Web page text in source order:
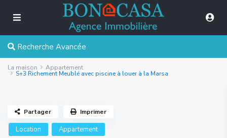
Recherche Avancée
La maison Appartement
S+3 Richement Meublé avec piscine à louer à la Marsa
Location Appartement
Partager Imprimer